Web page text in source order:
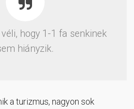
hogy 1-1 fa senkinek
hiányzik.
a turizmus, nagyon sok